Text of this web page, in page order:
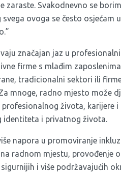
zaraste. Svakodnevno se
ovoga se često osjećam
značajan jaz u
firme s mlađim
tradicionalni sektori ili
mnoge, radno mjesto može
života, karijere i
identiteta i privatnog života.
napora u promoviranje
radnom mjestu, provođenje
i više podržavajućih